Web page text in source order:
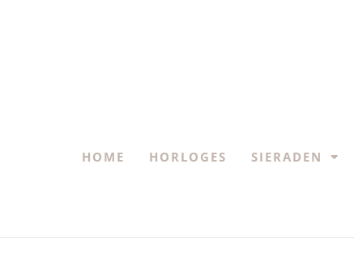
HOME HORLOGES SIERADEN